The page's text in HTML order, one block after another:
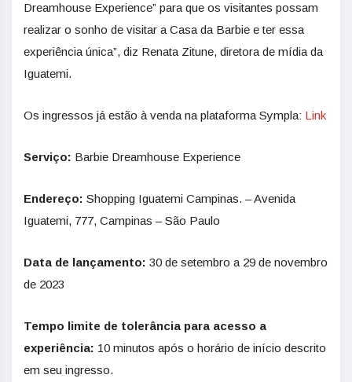
Dreamhouse Experience” para que os visitantes possam
realizar o sonho de visitar a Casa da Barbie e ter essa
experiência única”, diz Renata Zitune, diretora de mídia da
Iguatemi.
Os ingressos já estão à venda na plataforma Sympla: Link
Serviço: Barbie Dreamhouse Experience
Endereço: Shopping Iguatemi Campinas. – Avenida
Iguatemi, 777, Campinas – São Paulo
Data de lançamento: 30 de setembro a 29 de novembro
de 2023
Tempo limite de tolerância para acesso a
experiência: 10 minutos após o horário de início descrito
em seu ingresso.